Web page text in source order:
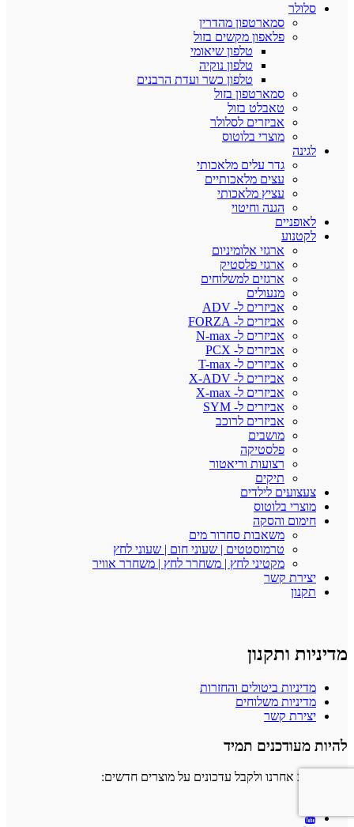
סלולר
סמארטפון מהדרין
פלאפון מקשים בזול
טלפון שיאומי
טלפון נוקיה
טלפון כשר ועדת הרבנים
סמארטפון בזול
טאבלט בזול
אביזרים לסלולר
מוצרי בלוטוס
לגינה
גדר עלים מלאכותי
עצים מלאכותיים
עציץ מלאכותי
הגנה וחיטוי
לאופניים
לקטנוע
ארגזי אלומיניום
ארגזי פלסטיק
ארגזים למשלוחים
מנעולים
אביזרים ל- ADV
אביזרים ל- FORZA
אביזרים ל- N-max
אביזרים ל- PCX
אביזרים ל- T-max
אביזרים ל- X-ADV
אביזרים ל- X-max
אביזרים ל- SYM
אביזרים לרוכב
מושבים
פלסטיקה
רצועות וריאטור
תיקים
צעצועים לילדים
מוצרי בלוטוס
חימום והסקה
משאבות סחרור מים
טרמוסטטים | שעוני חום | שעוני לחץ
מקטיני לחץ | משחרר לחץ | משחרר אוויר
יצירת קשר
תקנון
מדיניות ותקנון
מדיניות ביטולים והחזרות
מדיניות משלוחים
יצירת קשר
להיות מעודכנים תמיד
ניתן לעקוב אחרנו ולקבל עדכונים על מוצרים חדשים: